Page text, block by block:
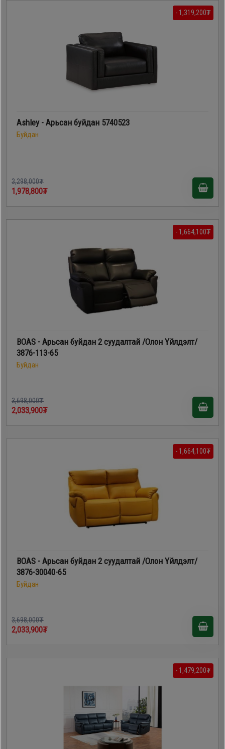
- 1,319,200₮
Ashley - Арьсан буйдан 5740523
Буйдан
3,298,000₮
1,978,800₮
- 1,664,100₮
BOAS - Арьсан буйдан 2 суудалтай /Олон Үйлдэлт/
3876-113-65
Буйдан
3,698,000₮
2,033,900₮
- 1,664,100₮
BOAS - Арьсан буйдан 2 суудалтай /Олон Үйлдэлт/
3876-30040-65
Буйдан
3,698,000₮
2,033,900₮
- 1,479,200₮